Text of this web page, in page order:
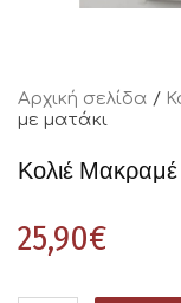
Αρχική σελίδα /
με ματάκι
Κολιέ
25,90€